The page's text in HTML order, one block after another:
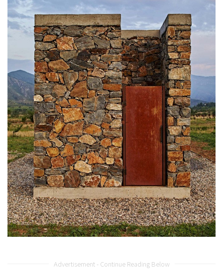
Advertisement - Continue Reading Below